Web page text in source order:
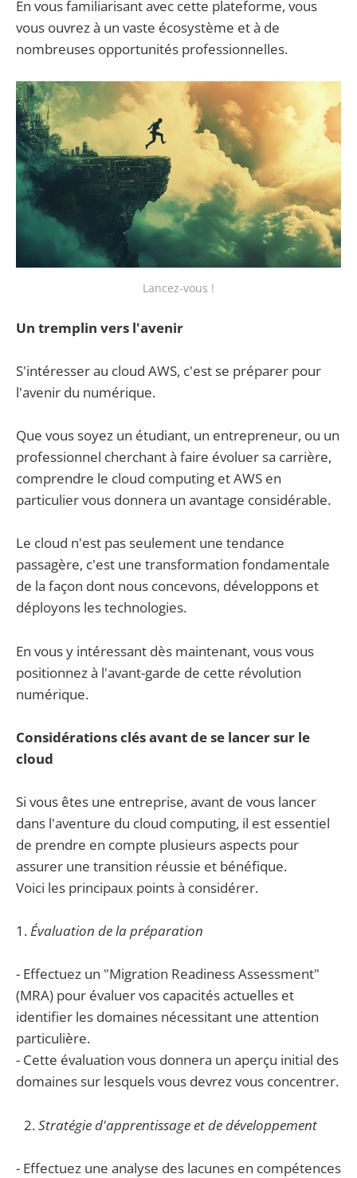
En vous familiarisant avec cette plateforme, vous
vous ouvrez à un vaste écosystème et à de
nombreuses opportunités professionnelles.
Lancez-vous !
Un tremplin vers l'avenir
S'intéresser au cloud AWS, c'est se préparer pour
l'avenir du numérique.
Que vous soyez un étudiant, un entrepreneur, ou un
professionnel cherchant à faire évoluer sa carrière,
comprendre le cloud computing et AWS en
particulier vous donnera un avantage considérable.
Le cloud n'est pas seulement une tendance
passagère, c'est une transformation fondamentale
de la façon dont nous concevons, développons et
déployons les technologies.
En vous y intéressant dès maintenant, vous vous
positionnez à l'avant-garde de cette révolution
numérique.
Considérations clés avant de se lancer sur le
cloud
Si vous êtes une entreprise, avant de vous lancer
dans l'aventure du cloud computing, il est essentiel
de prendre en compte plusieurs aspects pour
assurer une transition réussie et bénéfique.
Voici les principaux points à considérer.
1.Évaluation de la préparation
- Effectuez un "Migration Readiness Assessment"
(MRA) pour évaluer vos capacités actuelles et
identifier les domaines nécessitant une attention
particulière.
- Cette évaluation vous donnera un aperçu initial des
domaines sur lesquels vous devrez vous concentrer.
Stratégie d'apprentissage et de développement
- Effectuez une analyse des lacunes en compétences